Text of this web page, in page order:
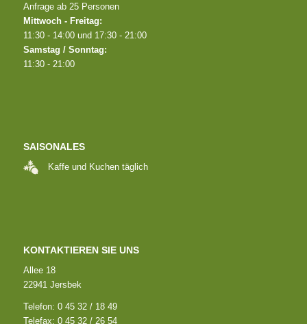
Anfrage ab 25 Personen
Mittwoch - Freitag:
11:30 - 14:00 und 17:30 - 21:00
Samstag / Sonntag:
11:30 - 21:00
SAISONALES
Kaffe und Kuchen täglich
KONTAKTIEREN SIE UNS
Allee 18
22941 Jersbek
Telefon: 0 45 32 / 18 49
Telefax: 0 45 32 / 26 54